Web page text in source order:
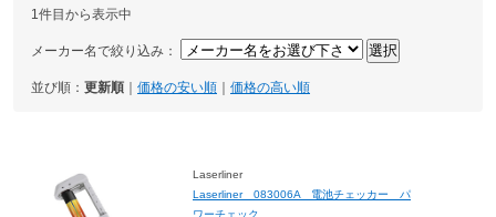
1件目から表示中
メーカー名で絞り込み：
並び順： 更新順 価格の安い順 価格の高い順
Laserliner
Laserliner 083006A 電池チェッカー パ
ワーチェック